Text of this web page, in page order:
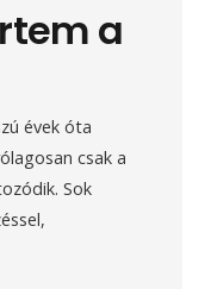
a
évek óta
csak a
Sok